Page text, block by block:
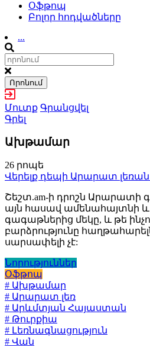
Օֆթոպ
Բոլոր հոդվածները
...
Որոնում
Մուտք Գրանցվել
Գրել
Ախթամար
26 րոպե
Վերելք դեպի Արարատ
Շեշտ.am-ի դրոշն Արարատի
այն հասավ ամենահայտնի և
գագաթներից մեկը, և թե
բարձրությունը
սարսափելի չէ:
Նորություններ
Օֆթոպ
# Ախթամար
# Արարատ լեռ
# Արևմտյան Հայաստան
# Թուրքիա
# Լեռնագնացություն
# Վան